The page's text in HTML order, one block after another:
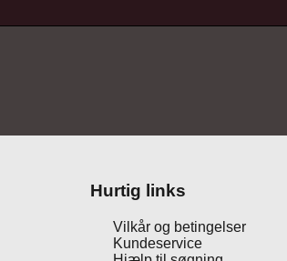
Hurtig links
Vilkår og betingelser
Kundeservice